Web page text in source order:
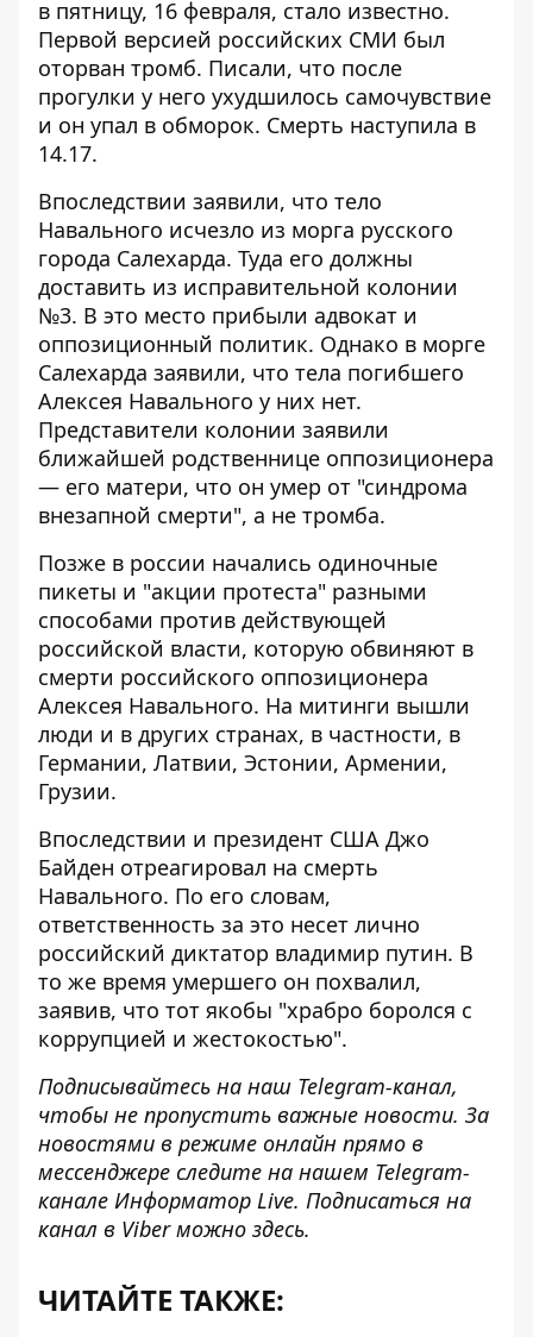
в пятницу, 16 февраля, стало известно.
Первой версией российских СМИ был
оторван тромб. Писали, что после
прогулки у него ухудшилось самочувствие
и он упал в обморок. Смерть наступила в
14.17.
Впоследствии заявили, что тело
Навального исчезло из морга русского
города Салехарда. Туда его должны
доставить из исправительной колонии
№3. В это место прибыли адвокат и
оппозиционный политик. Однако в морге
Салехарда заявили, что тела погибшего
Алексея Навального у них нет.
Представители колонии заявили
ближайшей родственнице оппозиционера
— его матери, что он умер от "синдрома
внезапной смерти", а не тромба.
Позже в россии начались одиночные
пикеты и "акции протеста" разными
способами против действующей
российской власти, которую обвиняют в
смерти российского оппозиционера
Алексея Навального. На митинги вышли
люди и в других странах, в частности, в
Германии, Латвии, Эстонии, Армении,
Грузии.
Впоследствии и президент США Джо
Байден отреагировал на смерть
Навального. По его словам,
ответственность за это несет лично
российский диктатор владимир путин. В
то же время умершего он похвалил,
заявив, что тот якобы "храбро боролся с
коррупцией и жестокостью".
Подписывайтесь на наш Telegram-канал,
чтобы не пропустить важные новости. За
новостями в режиме онлайн прямо в
мессенджере следите на нашем Telegram-
канале Информатор Live. Подписаться на
канал в Viber можно здесь.
ЧИТАЙТЕ ТАКЖЕ: